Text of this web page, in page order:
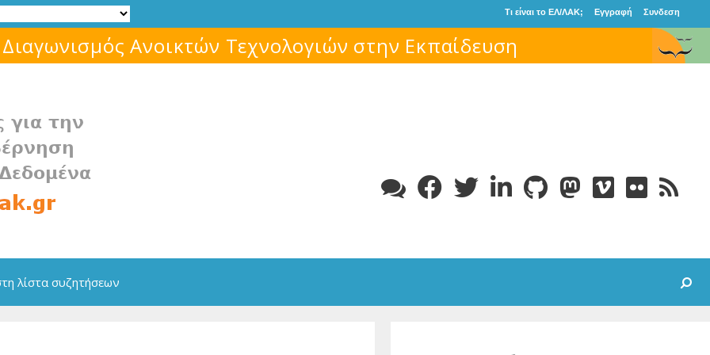
Τι είναι το ΕΛ/ΛΑΚ; Εγγραφή Συνδεση
Μάθε για το ελεύθερο λογισμικό!
λίστα συζητήσεων Search